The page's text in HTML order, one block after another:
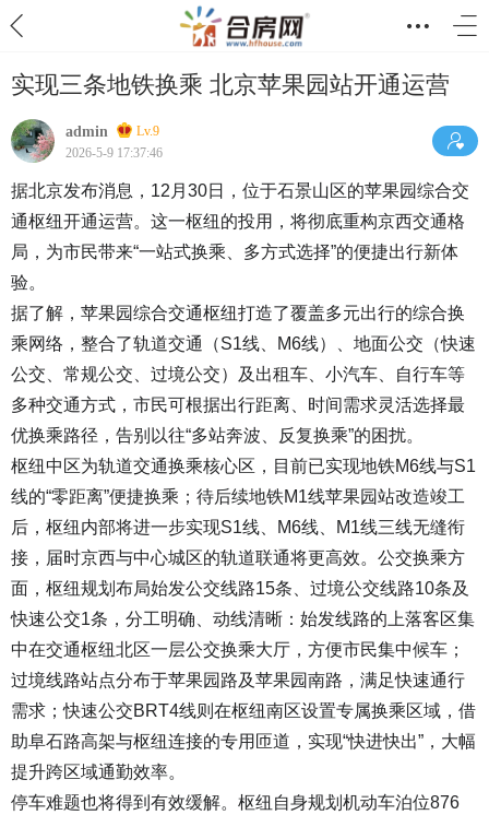
实现三条地铁换乘 北京苹果园站开通运营
admin
Lv.9
2026-5-9 17:37:46
据北京发布消息，12月30日，位于石景山区的苹果园综合交
通枢纽开通运营。这一枢纽的投用，将彻底重构京西交通格
局，为市民带来“一站式换乘、多方式选择”的便捷出行新体
验。
据了解，苹果园综合交通枢纽打造了覆盖多元出行的综合换
乘网络，整合了轨道交通（S1线、M6线）、地面公交（快速
公交、常规公交、过境公交）及出租车、小汽车、自行车等
多种交通方式，市民可根据出行距离、时间需求灵活选择最
优换乘路径，告别以往“多站奔波、反复换乘”的困扰。
枢纽中区为轨道交通换乘核心区，目前已实现地铁M6线与S1
线的“零距离”便捷换乘；待后续地铁M1线苹果园站改造竣工
后，枢纽内部将进一步实现S1线、M6线、M1线三线无缝衔
接，届时京西与中心城区的轨道联通将更高效。公交换乘方
面，枢纽规划布局始发公交线路15条、过境公交线路10条及
快速公交1条，分工明确、动线清晰：始发线路的上落客区集
中在交通枢纽北区一层公交换乘大厅，方便市民集中候车；
过境线路站点分布于苹果园路及苹果园南路，满足快速通行
需求；快速公交BRT4线则在枢纽南区设置专属换乘区域，借
助阜石路高架与枢纽连接的专用匝道，实现“快进快出”，大幅
提升跨区域通勤效率。
停车难题也将得到有效缓解。枢纽自身规划机动车泊位876